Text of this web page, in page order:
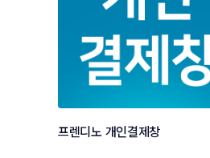
프렌디노 개인결제창